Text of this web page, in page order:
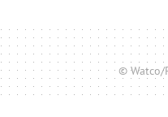
© Watco/